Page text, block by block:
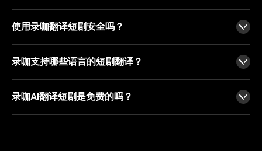
使用录咖翻译短剧安全吗？
录咖支持哪些语言的短剧翻译？
录咖AI翻译短剧是免费的吗？